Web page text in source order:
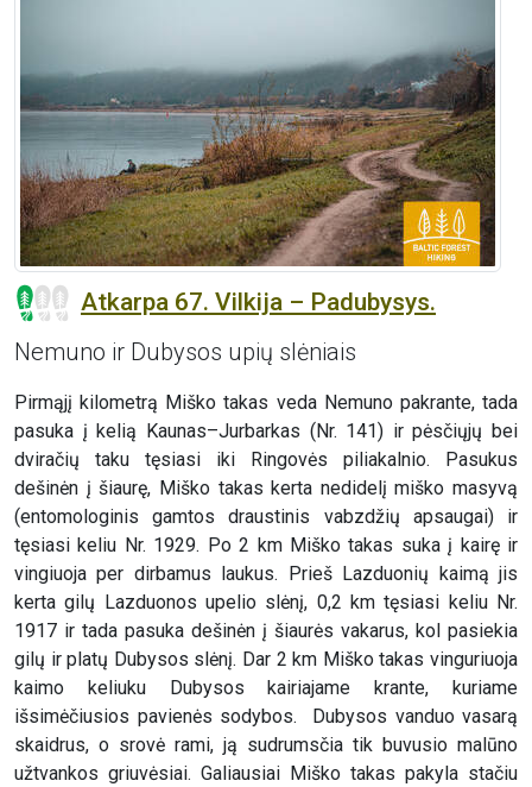
Atkarpa 67. Vilkija – Padubysys.
Nemuno ir Dubysos upių slėniais
Pirmąjį kilometrą Miško takas veda Nemuno pakrante, tada
pasuka į kelią Kaunas–Jurbarkas (Nr. 141) ir pėsčiųjų bei
dviračių taku tęsiasi iki Ringovės piliakalnio. Pasukus
dešinėn į šiaurę, Miško takas kerta nedidelį miško masyvą
(entomologinis gamtos draustinis vabzdžių apsaugai) ir
tęsiasi keliu Nr. 1929. Po 2 km Miško takas suka į kairę ir
vingiuoja per dirbamus laukus. Prieš Lazduonių kaimą jis
kerta gilų Lazduonos upelio slėnį, 0,2 km tęsiasi keliu Nr.
1917 ir tada pasuka dešinėn į šiaurės vakarus, kol pasiekia
gilų ir platų Dubysos slėnį. Dar 2 km Miško takas vinguriuoja
kaimo keliuku Dubysos kairiajame krante, kuriame
išsimėčiusios pavienės sodybos. Dubysos vanduo vasarą
skaidrus, o srovė rami, ją sudrumsčia tik buvusio malūno
užtvankos griuvėsiai. Galiausiai Miško takas pakyla stačiu